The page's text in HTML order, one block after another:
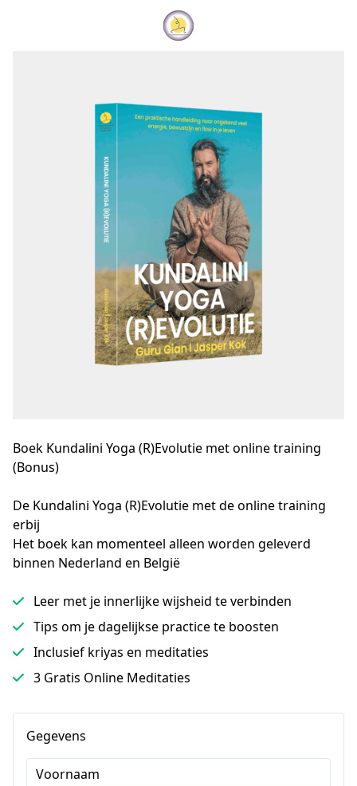
Boek Kundalini Yoga (R)Evolutie met online training
(Bonus)
De Kundalini Yoga (R)Evolutie met de online training
erbij
Het boek kan momenteel alleen worden geleverd
binnen Nederland en België
Leer met je innerlijke wijsheid te verbinden
Tips om je dagelijkse practice te boosten
Inclusief kriyas en meditaties
3 Gratis Online Meditaties
Gegevens
Voornaam